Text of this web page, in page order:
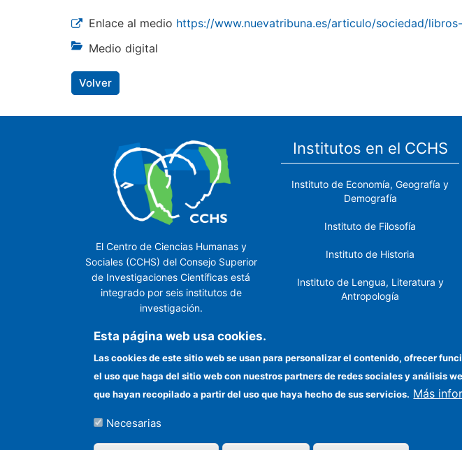
Enlace al medio https://www.nuevatribuna.es/articulo/sociedad/
Medio digital
Volver
El Centro de Ciencias Humanas y
Sociales (CCHS) del Consejo Superior
de Investigaciones Científicas está
integrado por seis institutos de
investigación.
Institutos en el CCHS
Instituto de Economía, Geografía y
Demografía
Instituto de Filosofía
Instituto de Historia
Instituto de Lengua, Literatura y
Antropología
Próximo
Instituto de Políticas y Bienes
Públicos
©Copyright 2026 Todos los derechos reservados
Esta página web usa cookies.
Las cookies de este sitio web se usan para personalizar el contenido, ofrecer
el uso que haga del sitio web con nuestros partners de redes sociales y análisis
que hayan recopilado a partir del uso que haya hecho de sus servicios. Más
Necesarias